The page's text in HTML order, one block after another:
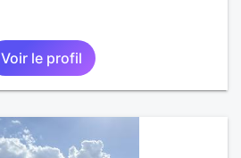
Voir le profil